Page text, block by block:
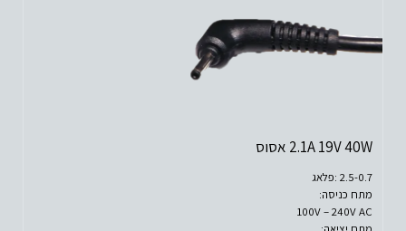
2.1A 19V 40W אסוס
2.5-0.7 :פלאג
מתח כניסה:
100V – 240V AC